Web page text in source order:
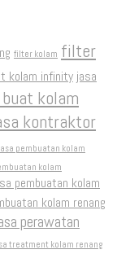
filter kolam filter
kolam infinity jasa
kolam
kontraktor
pembuatan kolam
kolam
pembuatan kolam
kolam renang
perawatan
treatment kolam renang